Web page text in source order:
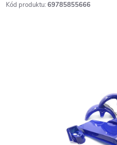
Kód produktu: 69785855666